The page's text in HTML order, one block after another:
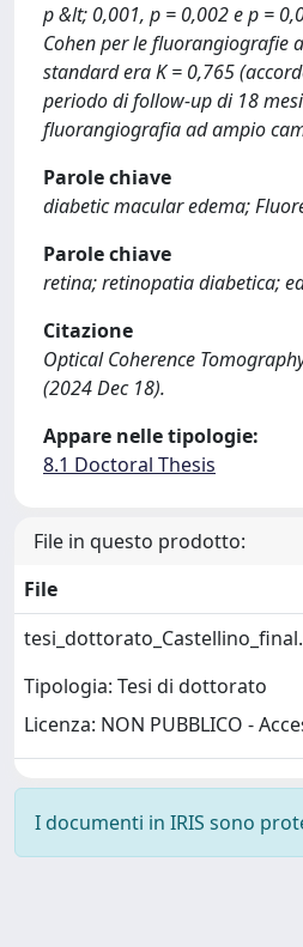
p &lt; 0,001, p = 0,002 e p =
Cohen per le fluorangiografie
standard era K = 0,765
periodo di follow-up di 18
fluorangiografia ad ampio
Parole chiave
diabetic macular edema;
Parole chiave
retina; retinopatia diabetica;
Citazione
Optical Coherence
(2024 Dec 18).
Appare nelle tipologie:
8.1 Doctoral Thesis
File in questo prodotto:
File
Tipologia: Tesi di dottorato
Licenza: NON PUBBLICO -
I documenti in IRIS sono